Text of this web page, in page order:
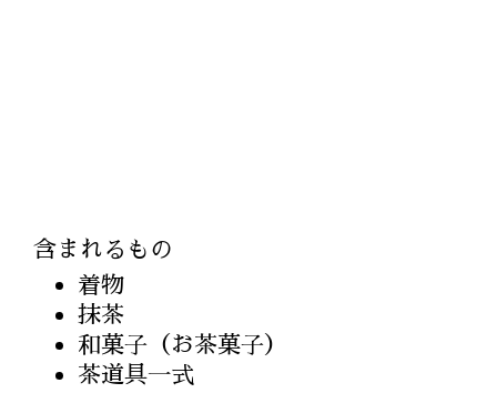
含まれるもの
着物
抹茶
和菓子（お茶菓子）
茶道具一式